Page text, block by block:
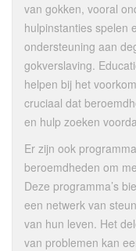
van gokken, vooral
hulpinstanties spelen
ondersteuning aan
gokverslaving.
helpen bij het
cruciaal dat
en hulp zoeken
Er zijn ook
beroemdheden om
Deze programma’s
een netwerk van
van hun leven. Het
van problemen kan